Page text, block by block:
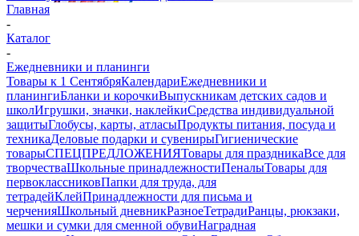
Главная
-
Каталог
-
Ежедневники и планинги
Товары к 1 СентябряКалендариЕжедневники и
планингиБланки и корочкиВыпускникам детских садов и
школИгрушки, значки, наклейкиСредства индивидуальной
защитыГлобусы, карты, атласыПродукты питания, посуда и
техникаДеловые подарки и сувенирыГигиенические
товарыСПЕЦПРЕДЛОЖЕНИЯТовары для праздникаВсе для
творчестваШкольные принадлежностиПеналыТовары для
первоклассниковПапки для труда, для
тетрадейКлейПринадлежности для письма и
черченияШкольный дневникРазноеТетрадиРанцы, рюкзаки,
мешки и сумки для сменной обувиНаградная